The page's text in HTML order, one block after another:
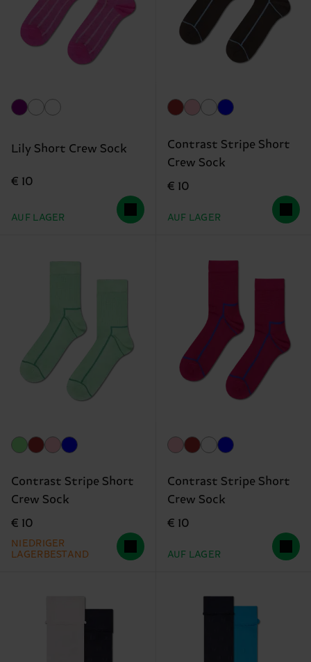
Lily Short Crew Sock
€ 10
AUF LAGER
Contrast Stripe Short
Crew Sock
€ 10
AUF LAGER
Contrast Stripe Short
Crew Sock
€ 10
NIEDRIGER
LAGERBESTAND
Contrast Stripe Short
Crew Sock
€ 10
AUF LAGER